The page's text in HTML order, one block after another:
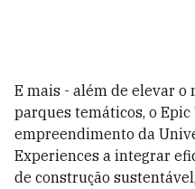
E mais - além de elevar o
parques temáticos, o
empreendimento da
Experiences a integrar
de construção